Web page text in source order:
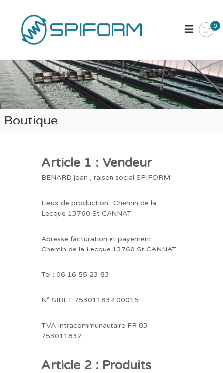
c
o
n
t
O
R
M
L
a
q
0
Boutique
Article 1 : Vendeur
BENARD joan , raison social SPIFORM
Lieux de production : Chemin de la
Lecque 13760 St CANNAT
Adresse facturation et payement :
Chemin de la Lecque 13760 St CANNAT
Tel : 06 16 55 23 83
N° SIRET 753011832 00015
TVA Intracommunautaire FR 83
753011832
Article 2 : Produits